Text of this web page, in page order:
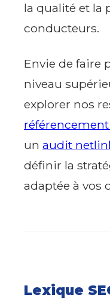
la qualité et la
conducteurs.
Envie de faire
niveau
explorer nos
un audit
définir la
adaptée à vos
Lexique